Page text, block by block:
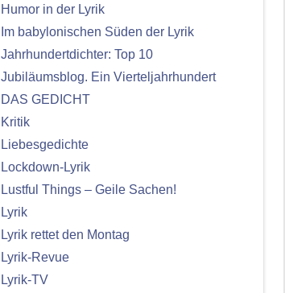
Humor in der Lyrik
Im babylonischen Süden der Lyrik
Jahrhundertdichter: Top 10
Jubiläumsblog. Ein Vierteljahrhundert
DAS GEDICHT
Kritik
Liebesgedichte
Lockdown-Lyrik
Lustful Things – Geile Sachen!
Lyrik
Lyrik rettet den Montag
Lyrik-Revue
Lyrik-TV